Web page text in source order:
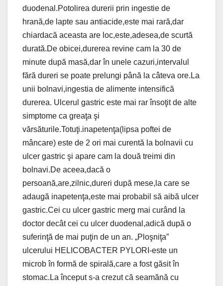
duodenal.Potolirea durerii prin ingestie de
hrană,de lapte sau antiacide,este mai rară,dar
chiardacă aceasta are loc,este,adesea,de scurtă
durată.De obicei,durerea revine cam la 30 de
minute după masă,dar în unele cazuri,intervalul
fără dureri se poate prelungi până la câteva ore.La
unii bolnavi,ingestia de alimente intensifică
durerea. Ulcerul gastric este mai rar însoţit de alte
simptome ca greaţa şi
vărsăturile.Totuţi.inapetenţa(lipsa poftei de
mâncare) este de 2 ori mai curentă la bolnavii cu
ulcer gastric şi apare cam la două treimi din
bolnavi.De aceea,dacă o
persoană,are,zilnic,dureri după mese,la care se
adaugă inapetenţa,este mai probabil să aibă ulcer
gastric.Cei cu ulcer gastric merg mai curând la
doctor decât cei cu ulcer duodenal,adică după o
suferinţă de mai puţin de un an. „Ploşniţa”
ulcerului HELICOBACTER PYLORI-este un
microb în formă de spirală,care a fost găsit în
stomac.La început s-a crezut că seamănă cu